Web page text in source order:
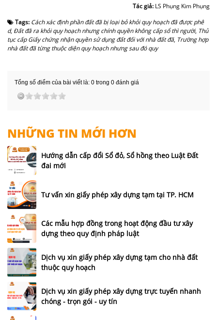
Tác giả: LS Phụng Kim Phụng
Tags: Cách xác định phần đất đã bị loại bỏ khỏi quy hoạch đã được phê
d, Đất đã ra khỏi quy hoạch nhưng chính quyền không cấp sổ thì người, Thủ
tục cấp Giấy chứng nhận quyền sử dụng đất đối với nhà đất đã, Trường hợp
nhà đất đã từng thuộc diện quy hoạch nhưng sau đó quy
Tổng số điểm của bài viết là: 0 trong 0 đánh giá
NHỮNG TIN MỚI HƠN
Hướng dẫn cấp đổi Sổ đỏ, Sổ hồng theo Luật Đất
đai mới
Tư vấn xin giấy phép xây dựng tạm tại TP. HCM
Các mẫu hợp đồng trong hoạt động đầu tư xây
dựng theo quy định pháp luật
Dịch vụ xin giấy phép xây dựng tạm cho nhà đất
thuộc quy hoạch
Dịch vụ xin giấy phép xây dựng trực tuyến nhanh
chóng - trọn gói - uy tín